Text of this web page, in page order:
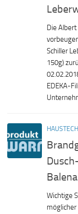
Die Albert
Schiller
150g)
EDEKA-
Wichtige
möglicher